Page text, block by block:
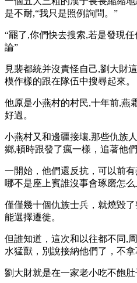
是不耐,“我只是照例詢問。”
“罷了,你們快去搜索,若是發現
論”
見裴都統并沒責怪自己,劉大財
模作樣的跟在隊伍中搜尋起來。
他原是小燕村的村民,十年前,燕
好過。
小燕村又和邊疆接壤,那些仇族
鄉,頓時跟發了瘋一樣，追著他們
一開始，他們還反抗，可以前
哪不是座上賓誰沒事會琢磨怎
僅僅幾十個仇族士兵，就燒毀
能選擇遷徙。
但誰知道，這次和以往都不同,
水猛獸，別說接納他們了，不
劉大財就是在一家老小吃不飽肚